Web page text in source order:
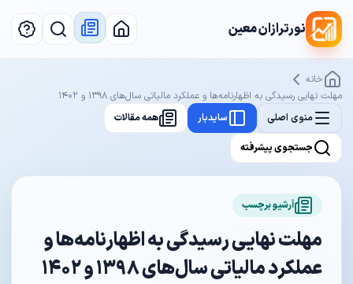
نورترازان معین
خانه
مهلت نهایی رسیدگی به اظهارنامه‌ها و عملکرد مالیاتی سال‌های ۱۳۹۸ و ۱۴۰۲
منوی اصلی
سایدبار همه مقالات
جستجوی پیشرفته
آرشیو برچسب
مهلت نهایی رسیدگی به اظهارنامه‌ها و
عملکرد مالیاتی سال‌های ۱۳۹۸ و ۱۴۰۲